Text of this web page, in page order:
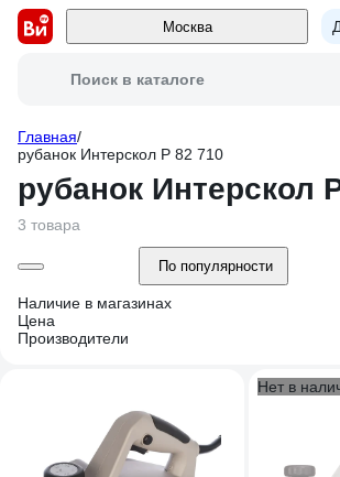
Москва
Поиск в каталоге
Главная/
рубанок Интерскол Р 82 710
рубанок Интерскол
3 товара
По популярности
Наличие в магазинах
Цена
Производители
Нет в